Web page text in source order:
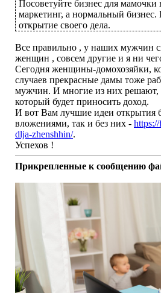
Посоветуйте бизнес для мамочки
маркетинг, а нормальный
открытие своего дела.
Все правильно , у наших мужчин
женщин , совсем другие и я ни
Сегодня женщины-домохозяйки,
случаев прекрасные дамы тоже
мужчин. И многие из них решают,
который будет приносить доход.
И вот Вам лучшие идеи открытия
вложениями, так и без них -
dlja-zhenshhin/.
Успехов !
Прикрепленные к сообщению